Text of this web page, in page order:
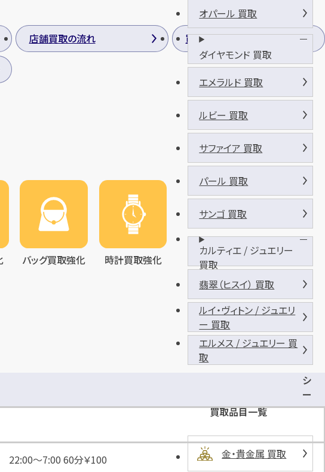
店舗買取の流れ 買取方法
バッグ買取強化 時計買取強化
シ
ー
エ
パ
ー
22:00〜7:00 60分￥100
オパール 買取
ダイヤモンド 買取
エメラルド 買取
ルビー 買取
サファイア 買取
パール 買取
サンゴ 買取
カルティエ / ジュエリー
買取
翡翠（ヒスイ） 買取
ルイ・ヴィトン / ジュエリ
ー 買取
エルメス / ジュエリー 買
取
買取品目一覧
金・貴金属 買取